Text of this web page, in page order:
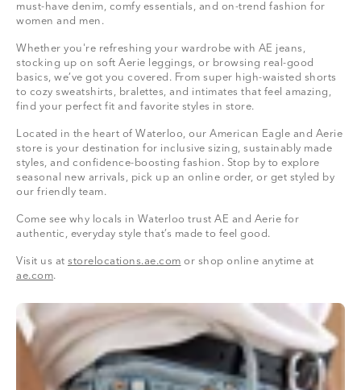
must-have denim, comfy essentials, and on-trend fashion for
women and men.
Whether you're refreshing your wardrobe with AE jeans,
stocking up on soft Aerie leggings, or browsing real-good
basics, we’ve got you covered. From super high-waisted shorts
to cozy sweatshirts, bralettes, and intimates that feel amazing,
find your perfect fit and favorite styles in store.
Located in the heart of Waterloo, our American Eagle and Aerie
store is your destination for inclusive sizing, sustainably made
styles, and confidence-boosting fashion. Stop by to explore
seasonal new arrivals, pick up an online order, or get styled by
our friendly team.
Come see why locals in Waterloo trust AE and Aerie for
authentic, everyday style that’s made to feel good.
Visit us at storelocations.ae.com or shop online anytime at
ae.com.